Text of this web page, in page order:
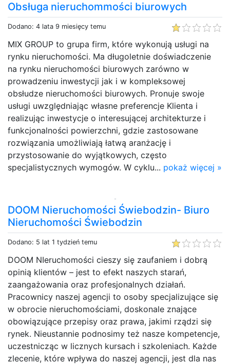
Obsługa nieruchommości biurowych
Dodano: 4 lata 9 miesięcy temu
MIX GROUP to grupa firm, które wykonują usługi na
rynku nieruchomości. Ma długoletnie doświadczenie
na rynku nieruchomości biurowych zarówno w
prowadzeniu inwestycji jak i w kompleksowej
obsłudze nieruchomości biurowych. Pronuje swoje
usługi uwzględniając własne preferencje Klienta i
realizując inwestycje o interesującej architekturze i
funkcjonalności powierzchni, gdzie zastosowane
rozwiązania umożliwiają łatwą aranżację i
przystosowanie do wyjątkowych, często
specjalistycznych wymogów. W cyklu... pokaż więcej »
DOOM Nieruchomości Świebodzin- Biuro
Nieruchomości Świebodzin
Dodano: 5 lat 1 tydzień temu
DOOM NIeruchomości cieszy się zaufaniem i dobrą
opinią klientów – jest to efekt naszych starań,
zaangażowania oraz profesjonalnych działań.
Pracownicy naszej agencji to osoby specjalizujące się
w obrocie nieruchomościami, doskonale znające
obowiązujące przepisy oraz prawa, jakimi rządzi się
rynek. Nieustannie podnosimy też nasze kompetencje,
uczestnicząc w licznych kursach i szkoleniach. Każde
zlecenie, które wpływa do naszej agencji, jest dla nas